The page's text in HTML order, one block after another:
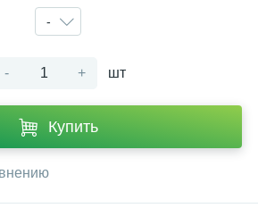
-
- + шт
Купить